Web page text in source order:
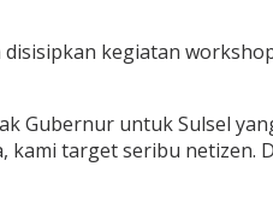
kegiatan
Gubernur untuk Sulsel
target seribu netizen.